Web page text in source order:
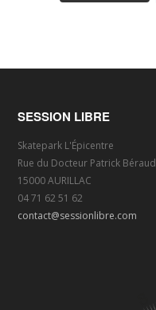
SESSION LIBRE
Skatepark L'Épicentre
Rue du Docteur Patrick Béraud
15000 AURILLAC
04 71 62 51 62
contact@sessionlibre.com